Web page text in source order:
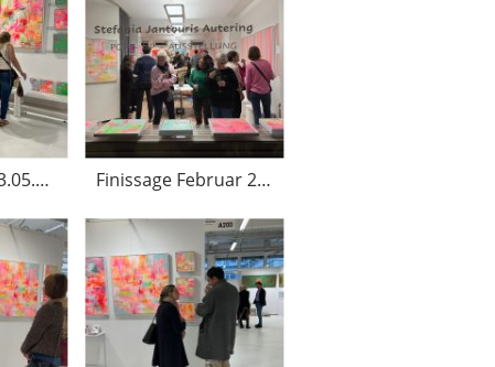
ARTMUC 01.-03.05.2026 Finissage Februar 2026